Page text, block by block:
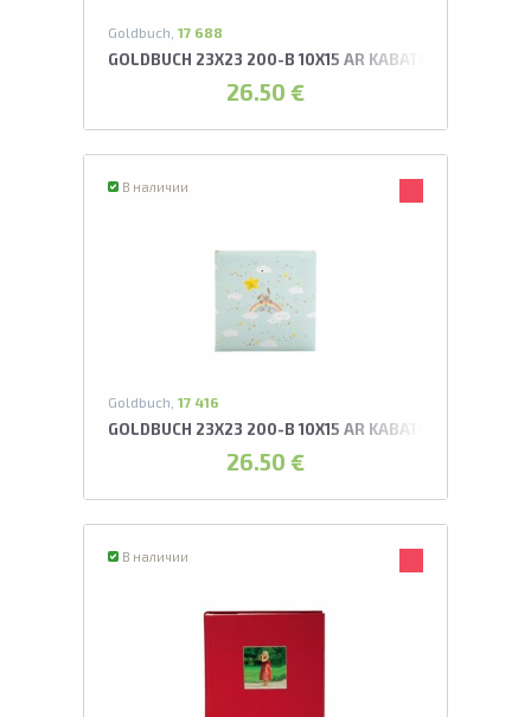
Goldbuch, 17 688
GOLDBUCH 23X23 200-B 10X15 AR KABATIŅĀM FELINO
26.50 €
В наличии
Goldbuch, 17 416
GOLDBUCH 23X23 200-B 10X15 AR KABATIŅĀM MY
26.50 €
В наличии